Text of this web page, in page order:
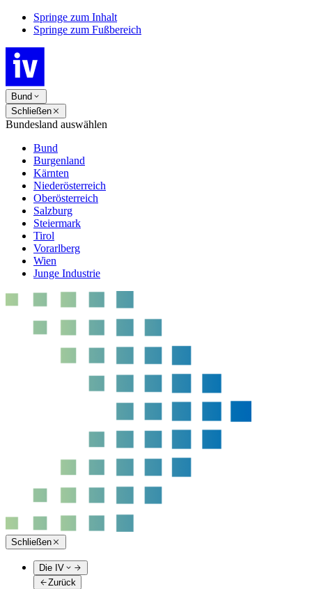
Springe zum Inhalt
Springe zum Fußbereich
Bund
Schließen
Bundesland auswählen
Bund
Burgenland
Kärnten
Niederösterreich
Oberösterreich
Salzburg
Steiermark
Tirol
Vorarlberg
Wien
Junge Industrie
Schließen
Die IV
Zurück